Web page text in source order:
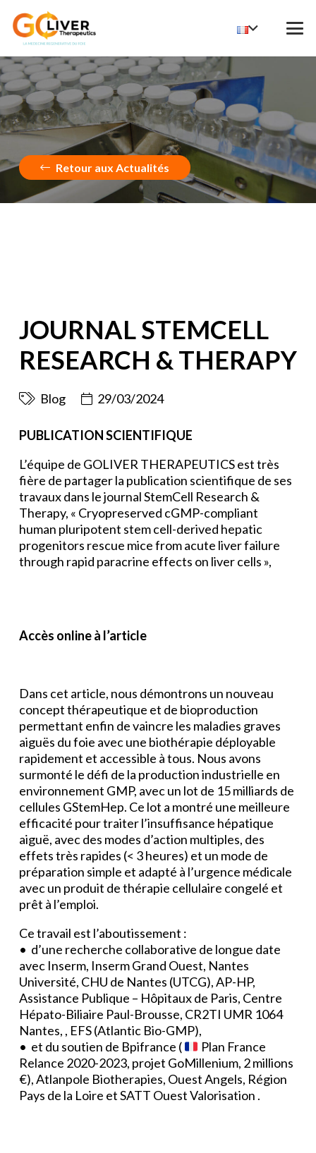
Retour aux Actualités
JOURNAL STEMCELL
RESEARCH & THERAPY
Blog 29/03/2024
PUBLICATION SCIENTIFIQUE
L’équipe de GOLIVER THERAPEUTICSest très
fière de partager la publication scientifique de ses
travaux dans le journal StemCell Research &
Therapy, « Cryopreserved cGMP-compliant
human pluripotent stem cell-derived hepatic
progenitors rescue mice from acute liver failure
through rapid paracrine effects on liver cells »,
Accès online à l’article
Dans cet article, nous démontrons un nouveau
concept thérapeutique et de bioproduction
permettant enfin de vaincre les maladies graves
aiguës du foie avec une biothérapie déployable
rapidement et accessible à tous. Nous avons
surmonté le défi de la production industrielle en
environnement GMP, avec un lot de 15 milliards de
cellules GStemHep. Ce lot a montré une meilleure
efficacité pour traiter l’insuffisance hépatique
aiguë, avec des modes d’action multiples, des
effets très rapides (< 3 heures) et un mode de
préparation simple et adapté à l’urgence médicale
avec un produit de thérapie cellulaire congelé et
prêt à l’emploi.
Ce travail est l’aboutissement :
• d’une recherche collaborative de longue date
avec Inserm, Inserm Grand Ouest, Nantes
Université, CHU de Nantes (UTCG),AP-HP,
Assistance Publique – Hôpitaux de Paris, Centre
Hépato-Biliaire Paul-Brousse, CR2TI UMR 1064
Nantes, , EFS(Atlantic Bio-GMP),
• et du soutien de Bpifrance (
Plan France
Relance 2020-2023, projet GoMillenium, 2 millions
€),Atlanpole Biotherapies, Ouest Angels, Région
Pays de la Loire etSATT Ouest Valorisation .